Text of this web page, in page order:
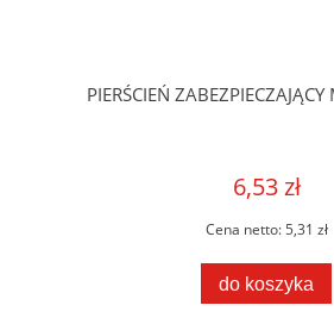
PIERŚCIEŃ
6,53 zł
Cena netto:5,31 zł
do koszyka